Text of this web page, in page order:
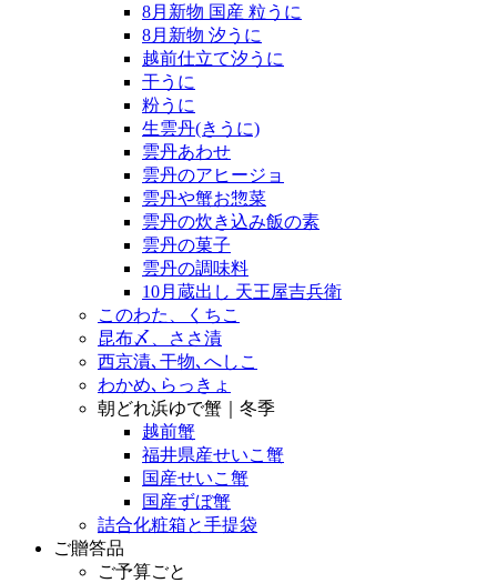
8月新物 国産 粒うに
8月新物 汐うに
越前仕立て汐うに
干うに
粉うに
生雲丹(きうに)
雲丹あわせ
雲丹のアヒージョ
雲丹や蟹お惣菜
雲丹の炊き込み飯の素
雲丹の菓子
雲丹の調味料
10月蔵出し 天王屋吉兵衛
このわた、くちこ
昆布〆、ささ漬
西京漬､干物､へしこ
わかめ､らっきょ
朝どれ浜ゆで蟹｜冬季
越前蟹
福井県産せいこ蟹
国産せいこ蟹
国産ずぼ蟹
詰合化粧箱と手提袋
ご贈答品
ご予算ごと